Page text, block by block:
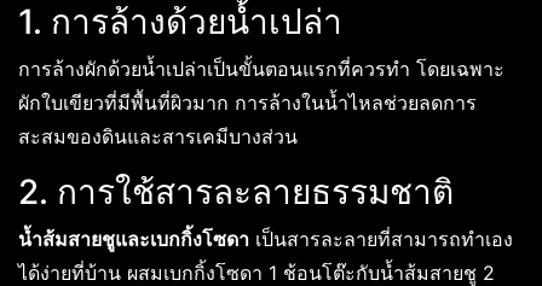
1. การล้างด้วยน้ำเปล่า
การล้างผักด้วยน้ำเปล่าเป็นขั้นตอนแรกที่ควรทำ โดยเฉพาะ
ผักใบเขียวที่มีพื้นที่ผิวมาก การล้างในน้ำไหลช่วยลดการ
สะสมของดินและสารเคมีบางส่วน
2. การใช้สารละลายธรรมชาติ
น้ำส้มสายชูและเบกกิ้งโซดา เป็นสารละลายที่สามารถทำเอง
ได้ง่ายที่บ้าน ผสมเบกกิ้งโซดา 1 ช้อนโต๊ะกับน้ำส้มสายชู 2